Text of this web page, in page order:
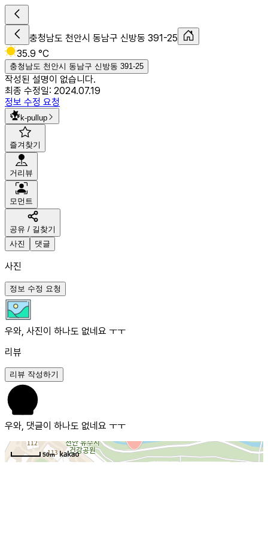
충청남도 천안시 동남구 신방동 391-25
35.9 °C
충청남도 천안시 동남구 신방동 391-25
작성된 설명이 없습니다.
최종 수정일: 2024.07.19
정보 수정 요청
k-pullup
즐겨찾기
거리뷰
모먼트
공유 / 길찾기
사진
댓글
사진
정보 수정 요청
우와, 사진이 하나도 없네요 ㅜㅜ
리뷰
리뷰 작성하기
우와, 댓글이 하나도 없네요 ㅜㅜ
50m